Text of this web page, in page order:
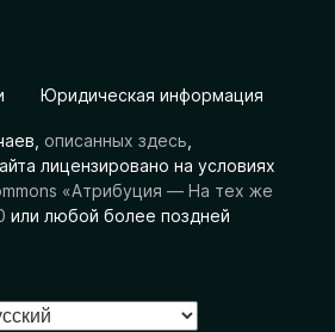
Юридическая информация
описанных здесь
лицензировано на условиях
«Атрибуция — На тех же
или любой более поздней